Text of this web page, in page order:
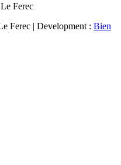
Ferec
Ferec | Development : Bien